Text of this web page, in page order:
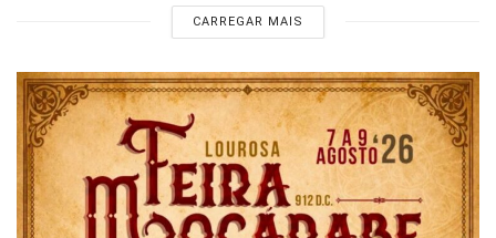
CARREGAR MAIS